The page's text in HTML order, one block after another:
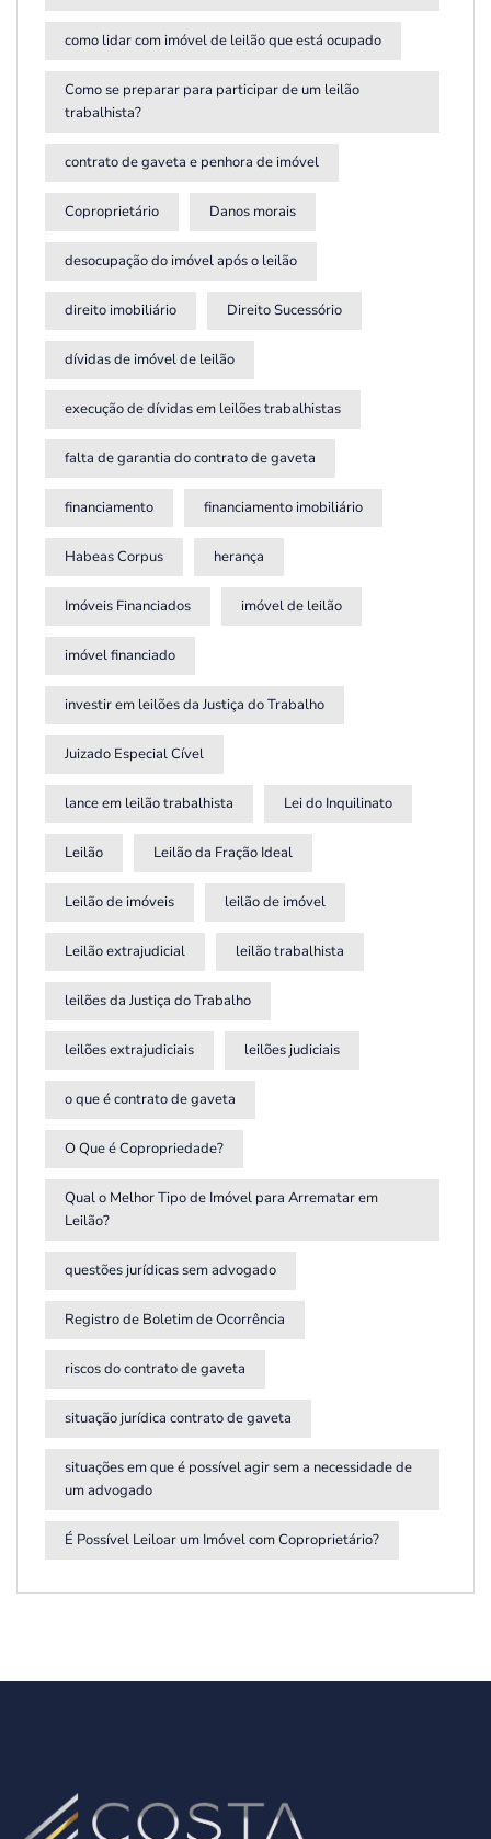
como lidar com imóvel de leilão que está ocupado
Como se preparar para participar de um leilão
trabalhista?
contrato de gaveta e penhora de imóvel
Coproprietário Danos morais
desocupação do imóvel após o leilão
direito imobiliário Direito Sucessório
dívidas de imóvel de leilão
execução de dívidas em leilões trabalhistas
falta de garantia do contrato de gaveta
financiamento financiamento imobiliário
Habeas Corpus herança
Imóveis Financiados imóvel de leilão
imóvel financiado
investir em leilões da Justiça do Trabalho
Juizado Especial Cível
lance em leilão trabalhista Lei do Inquilinato
Leilão Leilão da Fração Ideal
Leilão de imóveis leilão de imóvel
Leilão extrajudicial leilão trabalhista
leilões da Justiça do Trabalho
leilões extrajudiciais leilões judiciais
o que é contrato de gaveta
O Que é Copropriedade?
Qual o Melhor Tipo de Imóvel para Arrematar em
Leilão?
questões jurídicas sem advogado
Registro de Boletim de Ocorrência
riscos do contrato de gaveta
situação jurídica contrato de gaveta
situações em que é possível agir sem a necessidade de
um advogado
É Possível Leiloar um Imóvel com Coproprietário?